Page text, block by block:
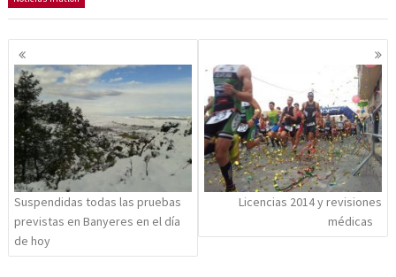
Navegación
de
entradas
Suspendidas todas las pruebas
previstas en Banyeres en el día
de hoy
Licencias 2014 y revisiones
médicas